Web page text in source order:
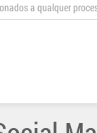
a qualquer